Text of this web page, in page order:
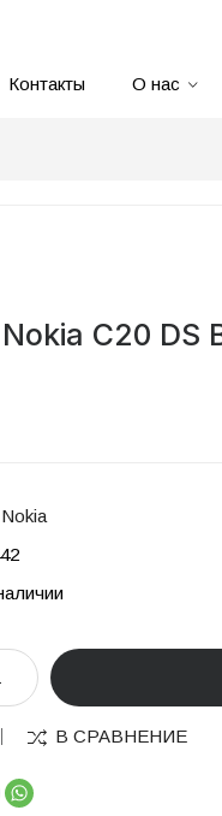
Контакты О нас
C20 DS
Nokia
В СРАВНЕНИЕ